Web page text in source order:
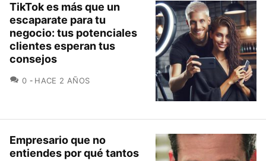
TikTok es más que un
escaparate para tu
negocio: tus potenciales
clientes esperan tus
consejos
0 COMENTARIOS
HACE 2 AÑOS
Empresario que no
entiendes por qué tantos